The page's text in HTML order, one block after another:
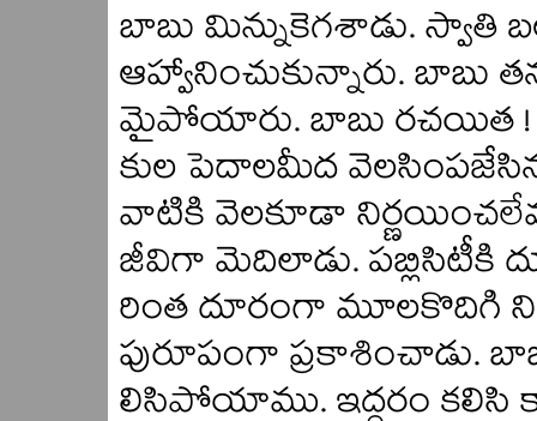
బాబు మిన్నుకెగశాడు. స్వాతి
ఆహ్వానించుకున్నారు. బాబు
మైపోయారు. బాబు రచయిత !
కుల పెదాలమీద వెలసింపజేసిన
వాటికి వెలకూడా
జీవిగా మెదిలాడు.
రింత దూరంగా మూలకొదిగి
పురూపంగా ప్రకాశించాడు.
లిసిపోయాము. ఇద్దరం కలిసి